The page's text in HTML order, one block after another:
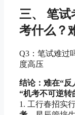
三、 笔试
考什么？
Q3：笔试难过
度高压
结论：难在“反
“机考不可逆转
1. 工行春招实